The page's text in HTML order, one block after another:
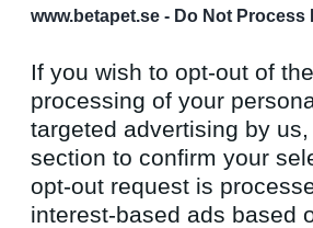
www.betapet.se - Do Not Process
If you wish to opt-out of
processing of your
targeted advertising by
section to confirm your
opt-out request is
interest-based ads based
Antal inlägg:
Rombis- Ej medlem längre
och möjligtvis någon morot